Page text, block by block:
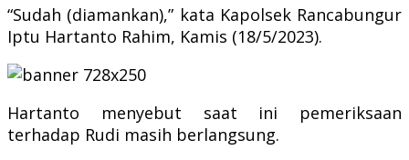
“Sudah (diamankan),” kata Kapolsek Rancabungur
Iptu Hartanto Rahim, Kamis (18/5/2023).
Hartanto menyebut saat ini pemeriksaan
terhadap Rudi masih berlangsung.